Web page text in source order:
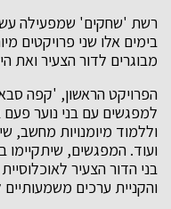
רשת 'שחקים' שמפעילה
בימים אלו שני פרויקטים
מבוגרים לדור הצעיר ואת
הפרויקט הראשון, 'קפה
למפגשים עם בני נוער
וללמוד מיומנויות מחשב,
ועוד. המפגשים, שיתקיימו
בני הדור הצעיר
והקניית ערכים